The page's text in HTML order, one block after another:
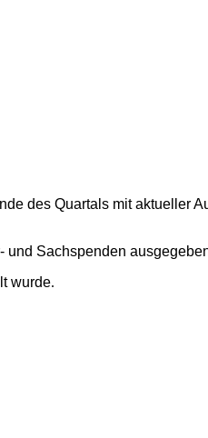
des Quartals mit aktueller
und Sachspenden
wurde.